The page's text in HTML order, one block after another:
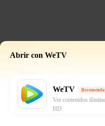
Abrir con WeTV
WeTV
Ver contenidos
HD